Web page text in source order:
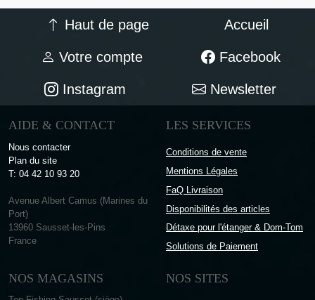
Haut de page Accueil
Votre compte Facebook
Instagram Newsletter
AIDE & CONTACT
Nous contacter
Plan du site
T: 04 42 10 93 20
Avenue Albert Camus (Marines du
Port)
13960 Sausset-les-Pins
France
LES SERVICES
Conditions de vente
Mentions Légales
FaQ Livraison
Disponibilités des articles
Détaxe pour l'étanger & Dom-Tom
Solutions de Paiement
NOS MAGASINS NOS SITES